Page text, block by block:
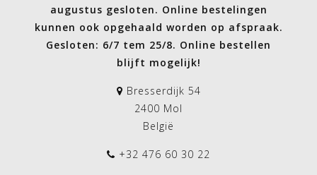
augustus gesloten. Online bestelingen
kunnen ook opgehaald worden op afspraak.
Gesloten: 6/7 tem 25/8. Online bestellen
blijft mogelijk!
Bresserdijk 54
2400 Mol
België
+32 476 60 30 22